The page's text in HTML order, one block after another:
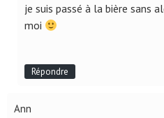
je suis passé à la bière sans
moi
Répondre
Ann